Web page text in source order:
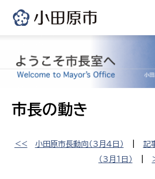
市長の動き
<< 小田原市長動向（３月４日） 記
（３月１日）